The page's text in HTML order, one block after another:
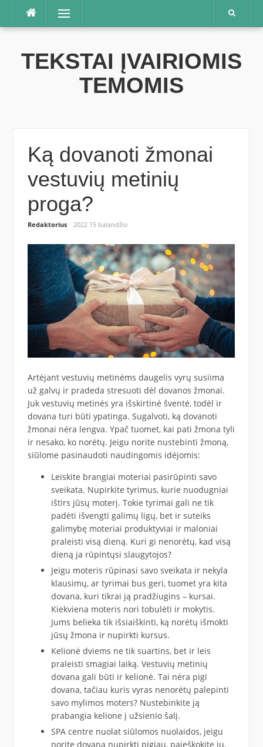
Praleisti
Meniu
TEKSTAI ĮVAIRIOMIS
TEMOMIS
Ką dovanoti žmonai
vestuvių metinių
proga?
Redaktorius 2022 15 balandžio
Artėjant vestuvių metinėms daugelis vyrų susiima
už galvų ir pradeda stresuoti dėl dovanos žmonai.
Juk vestuvių metinės yra išskirtinė šventė, todėl ir
dovana turi būti ypatinga. Sugalvoti, ką dovanoti
žmonai nėra lengva. Ypač tuomet, kai pati žmona tyli
ir nesako, ko norėtų. Jeigu norite nustebinti žmoną,
siūlome pasinaudoti naudingomis idėjomis:
Leiskite brangiai moteriai pasirūpinti savo
sveikata. Nupirkite tyrimus, kurie nuodugniai
ištirs jūsų moterį. Tokie tyrimai gali ne tik
padėti išvengti galimų ligų, bet ir suteiks
galimybę moteriai produktyviai ir maloniai
praleisti visą dieną. Kuri gi nenorėtų, kad visą
dieną ja rūpintųsi slaugytojos?
Jeigu moteris rūpinasi savo sveikata ir nekyla
klausimų, ar tyrimai bus geri, tuomet yra kita
dovana, kuri tikrai ją pradžiugins – kursai.
Kiekviena moteris nori tobulėti ir mokytis.
Jums belieka tik išsiaiškinti, ką norėtų išmokti
jūsų žmona ir nupirkti kursus.
Kelionė dviems ne tik suartins, bet ir leis
praleisti smagiai laiką. Vestuvių metinių
dovana gali būti ir kelionė. Tai nėra pigi
dovana, tačiau kuris vyras nenorėtų palepinti
savo mylimos moters? Nustebinkite ją
prabangia kelione į užsienio šalį.
SPA centre nuolat siūlomos nuolaidos, jeigu
norite dovaną nupirkti pigiau, paieškokite jų.